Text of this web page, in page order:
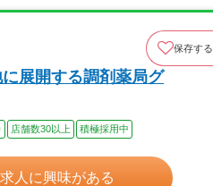
保存する
展開する調剤薬局グ
店舗数30以上 積極採用中
人に興味がある